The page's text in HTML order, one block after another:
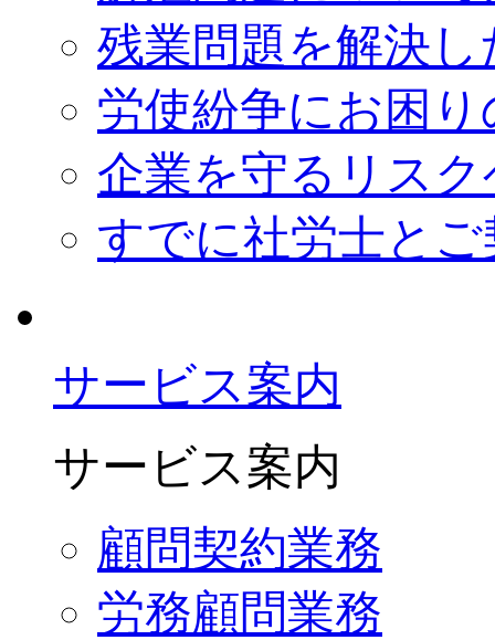
残業問題を解決
労使紛争にお困り
企業を守るリス
すでに社労士と
サービス案内
サービス案内
顧問契約業務
労務顧問業務